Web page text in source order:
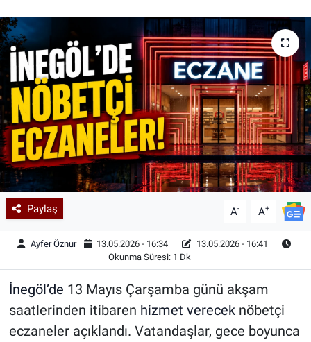
Paylaş A- A+
Ayfer Öznur 13.05.2026 - 16:34
13.05.2026 - 16:41
Okunma Süresi: 1 Dk
İnegöl’de 13 Mayıs Çarşamba günü akşam
saatlerinden itibaren hizmet vereceknöbetçi
eczaneler açıklandı. Vatandaşlar, gece boyunca
Kadın & Aile
Kültür & Sanat
Sağlık
Siyaset
Teknoloji
Yazarlar
Astroloji-Rüya